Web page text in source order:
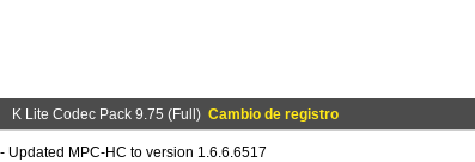
K Lite Codec Pack 9.75 (Full) Cambio de registro
- Updated MPC-HC to version 1.6.6.6517